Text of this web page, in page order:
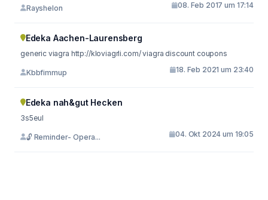
Rayshelon 08. Feb 2017 um 17:14
Edeka Aachen-Laurensberg
generic viagra http://kloviagrli.com/ viagra discount coupons
Kbbfimmup 18. Feb 2021 um 23:40
Edeka nah&gut Hecken
3s5eul
🔓 Reminder- Opera... 04. Okt 2024 um 19:05